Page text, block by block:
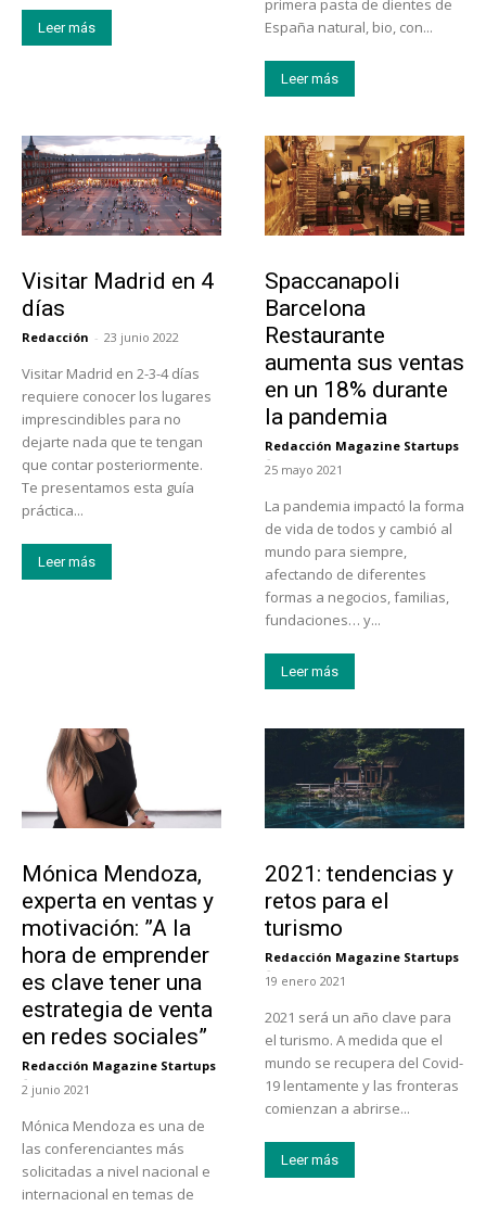
Leer más
primera pasta de dientes de
España natural, bio, con...
Leer más
Visitar Madrid en 4
días
Redacción - 23 junio 2022
Visitar Madrid en 2-3-4 días
requiere conocer los lugares
imprescindibles para no
dejarte nada que te tengan
que contar posteriormente.
Te presentamos esta guía
práctica...
Leer más
Spaccanapoli
Barcelona
Restaurante
aumenta sus ventas
en un 18% durante
la pandemia
Redacción Magazine Startups
-
25 mayo 2021
La pandemia impactó la forma
de vida de todos y cambió al
mundo para siempre,
afectando de diferentes
formas a negocios, familias,
fundaciones… y...
Leer más
Mónica Mendoza,
experta en ventas y
motivación: ”A la
hora de emprender
es clave tener una
estrategia de venta
en redes sociales”
Redacción Magazine Startups
-
2 junio 2021
Mónica Mendoza es una de
las conferenciantes más
solicitadas a nivel nacional e
internacional en temas de
2021: tendencias y
retos para el
turismo
Redacción Magazine Startups
-
19 enero 2021
2021 será un año clave para
el turismo. A medida que el
mundo se recupera del Covid-
19 lentamente y las fronteras
comienzan a abrirse...
Leer más